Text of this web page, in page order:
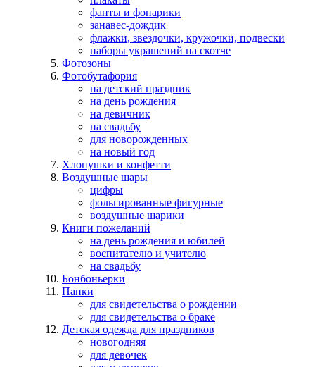
фанты и фонарики
занавес-дождик
флажки, звездочки, кружочки, подвески
наборы украшений на скотче
Фотозоны
Фотобутафория
на детский праздник
на день рождения
на девичник
на свадьбу
для новорожденных
на новый год
Хлопушки и конфетти
Воздушные шары
цифры
фольгированные фигурные
воздушные шарики
Книги пожеланий
на день рождения и юбилей
воспитателю и учителю
на свадьбу
Бонбоньерки
Папки
для свидетельства о рождении
для свидетельства о браке
Детская одежда для праздников
новогодняя
для девочек